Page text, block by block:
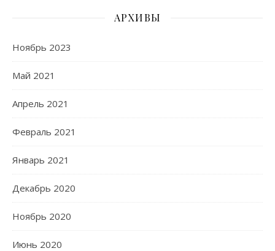
АРХИВЫ
Ноябрь 2023
Май 2021
Апрель 2021
Февраль 2021
Январь 2021
Декабрь 2020
Ноябрь 2020
Июнь 2020